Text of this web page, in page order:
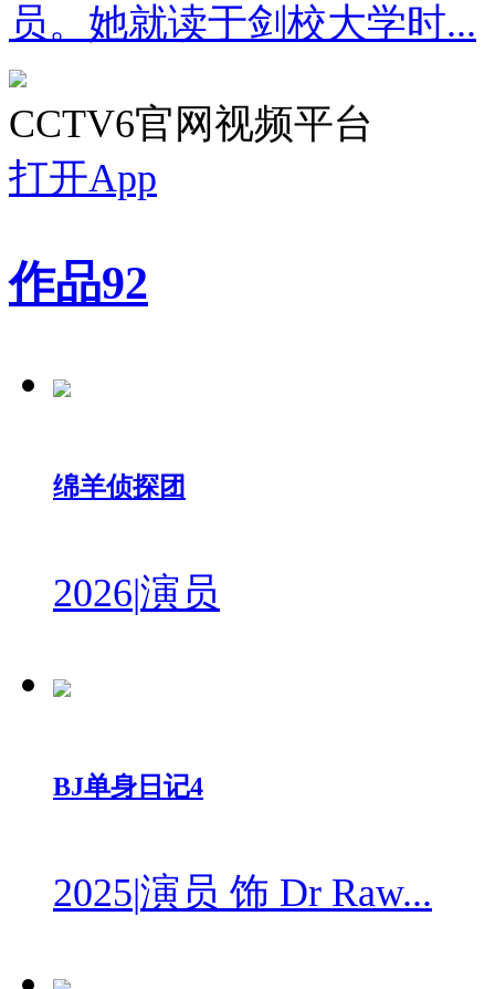
员。她就读于剑校大学时...
CCTV6官网视频平台
打开App
作品92
绵羊侦探团
2026|演员
BJ单身日记4
2025|演员 饰 Dr Raw...